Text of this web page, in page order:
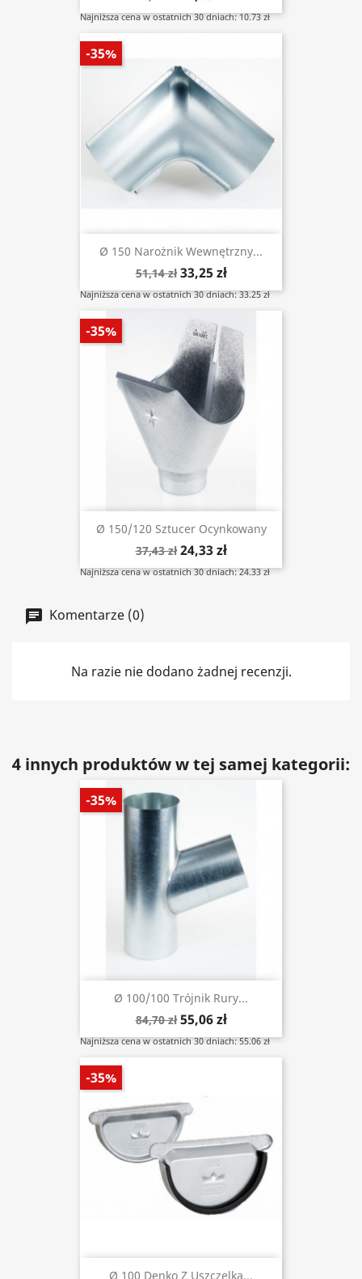
Najniższa cena w ostatnich 30 dniach: 10.73 zł
Ø 150 Narożnik Wewnętrzny...
51,14 zł 33,25 zł
Najniższa cena w ostatnich 30 dniach: 33.25 zł
-35%
Ø 150/120 Sztucer Ocynkowany
37,43 zł 24,33 zł
Najniższa cena w ostatnich 30 dniach: 24.33 zł
-35%
Komentarze (0)
Na razie nie dodano żadnej recenzji.
4 innych produktów w tej samej kategorii:
Ø 100/100 Trójnik Rury...
84,70 zł 55,06 zł
Najniższa cena w ostatnich 30 dniach: 55.06 zł
-35%
Ø 100 Denko Z Uszczelką...
-35%